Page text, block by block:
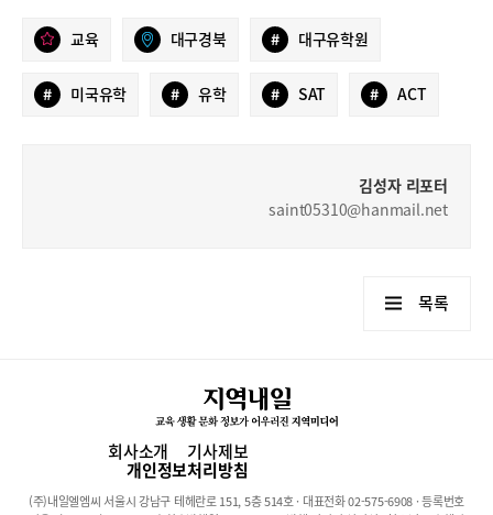
교육 대구경북 # 대구유학원
# 미국유학 # 유학 # SAT # ACT
김성자 리포터
saint05310@hanmail.net
목록
회사소개 기사제보
개인정보처리방침
(주)내일엘엠씨 서울시 강남구 테헤란로 151, 5층 514호 · 대표전화 02-575-6908 · 등록번호